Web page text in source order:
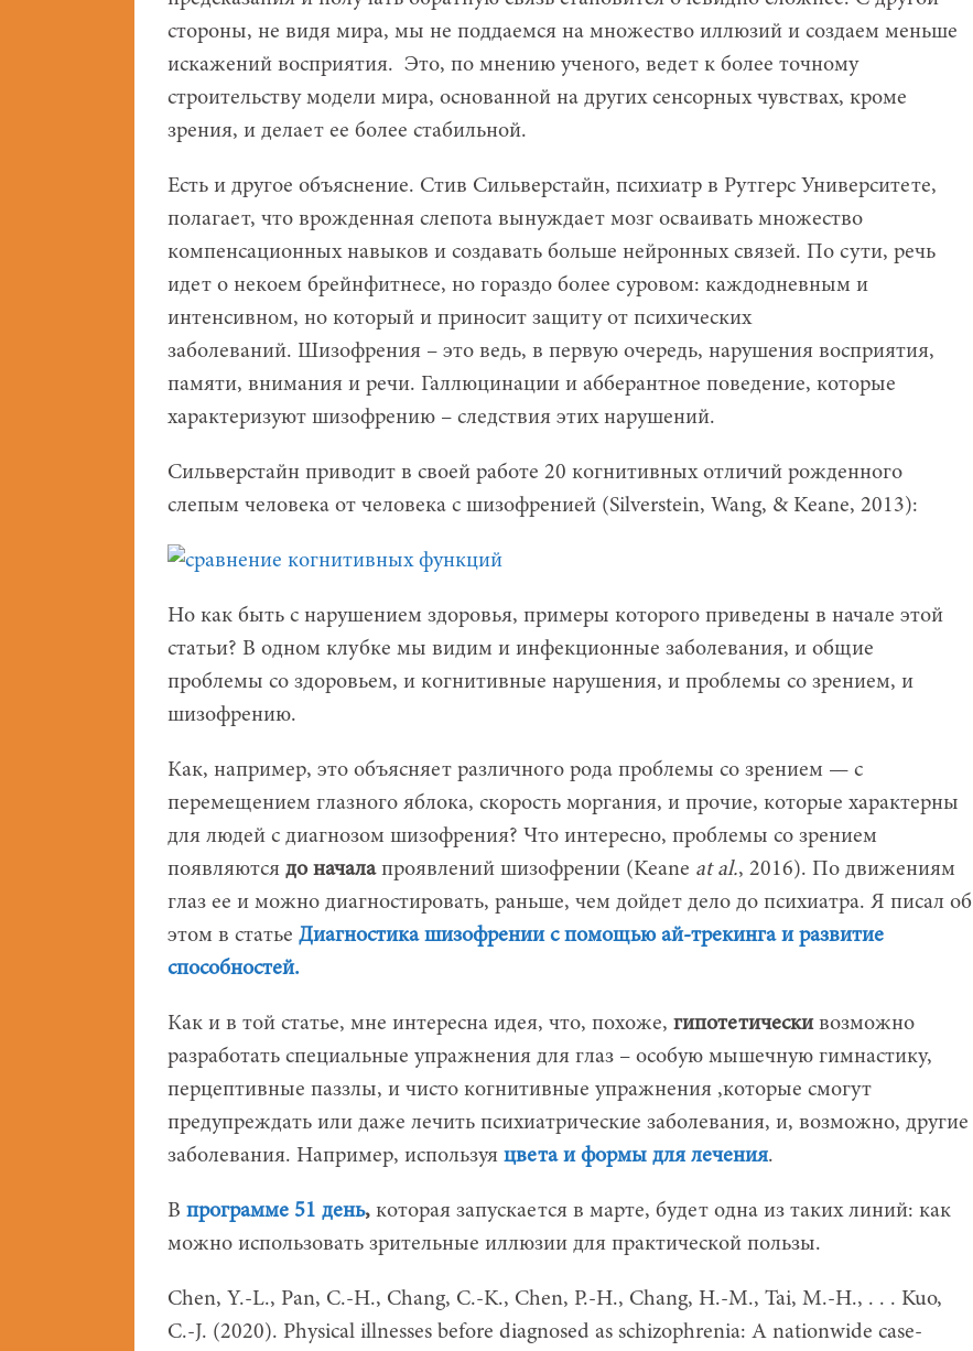
стороны, не видя мира, мы не поддаемся на множество иллюзий и создаем меньше
искажений восприятия. Это, по мнению ученого, ведет к более точному
строительству модели мира, основанной на других сенсорных чувствах, кроме
зрения, и делает ее более стабильной.
Есть и другое объяснение. Стив Сильверстайн, психиатр в Рутгерс Университете,
полагает, что врожденная слепота вынуждает мозг осваивать множество
компенсационных навыков и создавать больше нейронных связей. По сути, речь
идет о некоем брейнфитнесе, но гораздо более суровом: каждодневным и
интенсивном, но который и приносит защиту от психических
заболеваний. Шизофрения – это ведь, в первую очередь, нарушения восприятия,
памяти, внимания и речи. Галлюцинации и абберантное поведение, которые
характеризуют шизофрению – следствия этих нарушений.
Сильверстайн приводит в своей работе 20 когнитивных отличий рожденного
слепым человека от человека с шизофренией (Silverstein, Wang, & Keane, 2013):
Но как быть с нарушением здоровья, примеры которого приведены в начале этой
статьи? В одном клубке мы видим и инфекционные заболевания, и общие
проблемы со здоровьем, и когнитивные нарушения, и проблемы со зрением, и
шизофрению.
Как, например, это объясняет различного рода проблемы со зрением — с
перемещением глазного яблока, скорость моргания, и прочие, которые характерны
для людей с диагнозом шизофрения? Что интересно, проблемы со зрением
появляются до началапроявлений шизофрении (Keane at al., 2016). По движениям
глаз ее и можно диагностировать, раньше, чем дойдет дело до психиатра. Я писал об
этом в статье Диагностика шизофрении с помощью ай-трекинга и развитие
способностей.
Как и в той статье, мне интересна идея, что, похоже, гипотетическивозможно
разработать специальные упражнения для глаз – особую мышечную гимнастику,
перцептивные паззлы, и чисто когнитивные упражнения ,которые смогут
предупреждать или даже лечить психиатрические заболевания, и, возможно, другие
заболевания. Например, используя цвета и формы для лечения.
В программе 51 день, которая запускается в марте, будет одна из таких линий: как
можно использовать зрительные иллюзии для практической пользы.
Chen, Y.-L., Pan, C.-H., Chang, C.-K., Chen, P.-H., Chang, H.-M., Tai, M.-H., . . . Kuo,
C.-J. (2020). Physical illnesses before diagnosed as schizophrenia: A nationwide case-